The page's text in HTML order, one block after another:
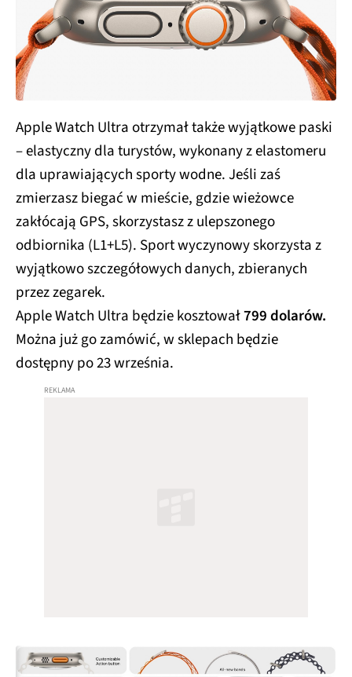
Apple Watch Ultra otrzymał także wyjątkowe paski
– elastyczny dla turystów, wykonany z elastomeru
dla uprawiających sporty wodne. Jeśli zaś
zmierzasz biegać w mieście, gdzie wieżowce
zakłócają GPS, skorzystasz z ulepszonego
odbiornika (L1+L5). Sport wyczynowy skorzysta z
wyjątkowo szczegółowych danych, zbieranych
przez zegarek.
Apple Watch Ultra będzie kosztował799 dolarów.
Można już go zamówić, w sklepach będzie
dostępny po 23 września.